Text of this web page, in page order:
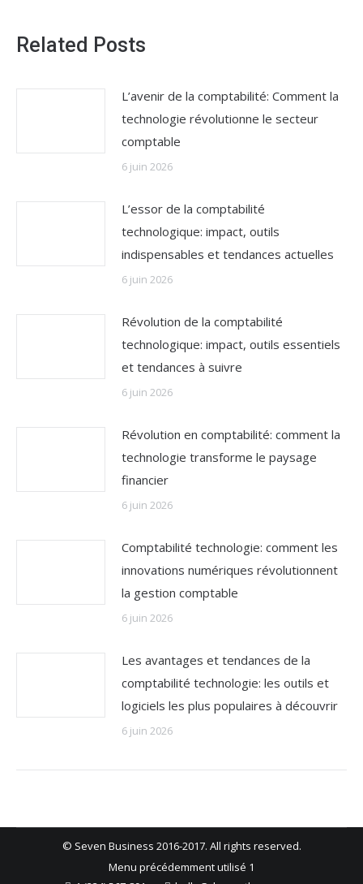
Related Posts
L’avenir de la comptabilité: Comment la
technologie révolutionne le secteur
comptable
6 juin 2026
L’essor de la comptabilité
technologique: impact, outils
indispensables et tendances actuelles
6 juin 2026
Révolution de la comptabilité
technologique: impact, outils essentiels
et tendances à suivre
6 juin 2026
Révolution en comptabilité: comment la
technologie transforme le paysage
financier
6 juin 2026
Comptabilité technologie: comment les
innovations numériques révolutionnent
la gestion comptable
6 juin 2026
Les avantages et tendances de la
comptabilité technologie: les outils et
logiciels les plus populaires à découvrir
6 juin 2026
© Seven Business 2016-2017. All rights reserved.
Menu précédemment utilisé 1